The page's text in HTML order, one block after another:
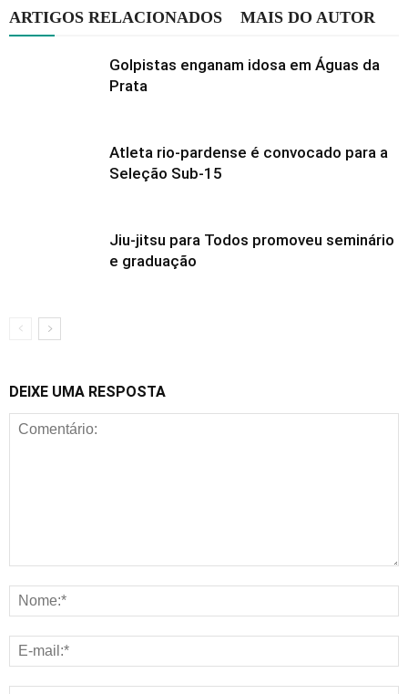
ARTIGOS RELACIONADOS MAIS DO AUTOR
Golpistas enganam idosa em Águas da
Prata
Atleta rio-pardense é convocado para a
Seleção Sub-15
Jiu-jitsu para Todos promoveu seminário
e graduação
DEIXE UMA RESPOSTA